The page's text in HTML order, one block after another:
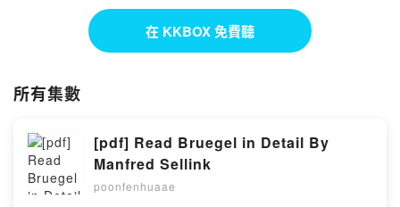
在 KKBOX 免費聽
所有集數
[pdf] Read Bruegel in Detail By
Manfred Sellink
poonfenhuaae